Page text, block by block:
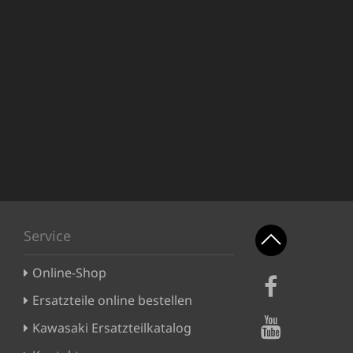
Service
Online-Shop
Ersatzteile online bestellen
Kawasaki Ersatzteilkatalog